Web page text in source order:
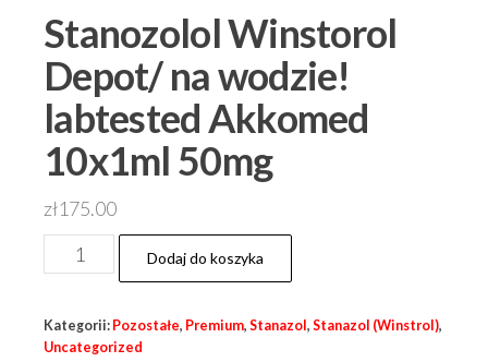
Stanozolol Winstorol
Depot/ na wodzie!
labtested Akkomed
10x1ml 50mg
zł175.00
ilość
Stanozolol
Depot/
Dodaj do koszyka
Kategorii: Pozostałe, Premium, Stanazol, Stanazol (Winstrol),
Uncategorized